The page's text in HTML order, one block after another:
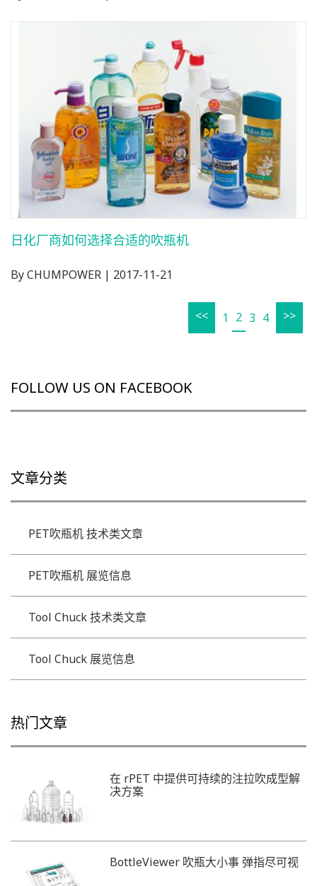
日化厂商如何选择合适的吹瓶机
By CHUMPOWER | 2017-11-21
<< 1 2 3 4 >>
FOLLOW US ON FACEBOOK
文章分类
PET吹瓶机 技术类文章
PET吹瓶机 展览信息
Tool Chuck 技术类文章
Tool Chuck 展览信息
热门文章
在 rPET 中提供可持续的注拉吹成型解
决方案
BottleViewer 吹瓶大小事 弹指尽可视